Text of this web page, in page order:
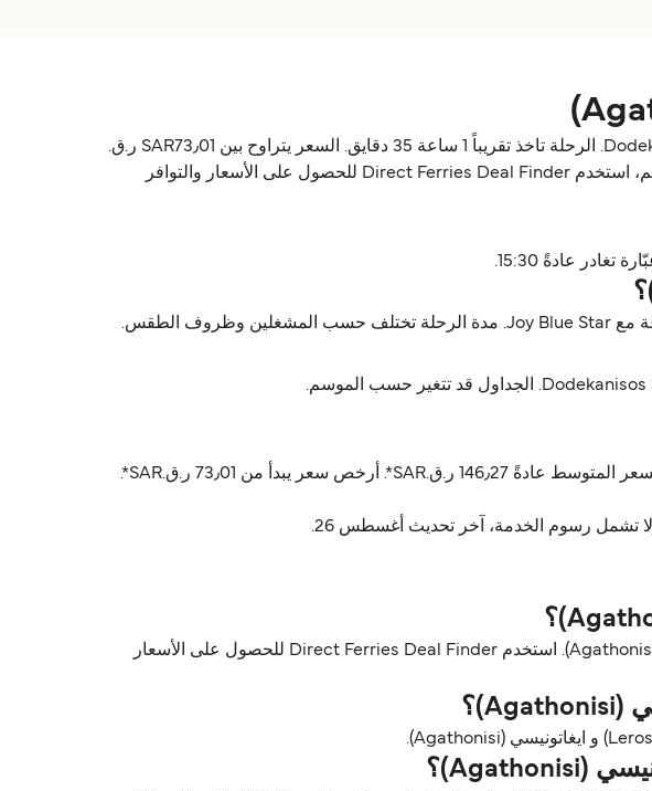
العبّارة ليروس (Leros) ايغاتونيسي (Agathonisi) يشغّلها 2 شركات: Dodekanisos Seaways & Joy Blue Star. الرحلة تاخذ تقريباً 1 ساعة 35 دقايق. السعر يتراوح بين SAR73٫01 ر.ق.‏
و 586٫78 ر.ق.‏SAR حسب تفاصيل التذكرة. الأسعار ما تشمل رسوم الخدمة. الجداول تختلف حسب الموسم، استخدم Direct Ferries Deal Finder للحصول على الأسعار والتوافر
أسعار ليروس (Leros) ايغاتونيسي (Agathonisi) عادةً تتراوح بين 73٫01 ر.ق.‏SAR* و 586٫78 ر.ق.‏SAR*. السعر المتوسط عادةً 146٫27 ر.ق.‏SAR*. أرخص سعر يبدأ من 73٫01 ر.ق.‏SAR*.
إيه، Dodekanisos Seaways يسمحون بالسيارات على متن العبّارات بين ليروس (Leros) و ايغاتونيسي (Agathonisi). استخدم Direct Ferries Deal Finder للحصول على الأسعار